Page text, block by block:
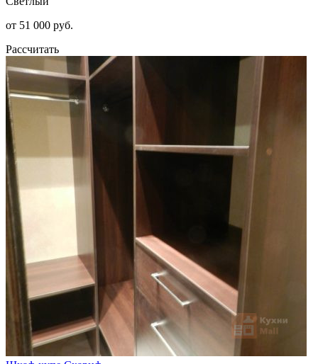
от 51 000 руб.
Рассчитать